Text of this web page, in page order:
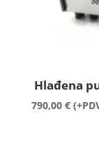
Hlađena
790,00 €